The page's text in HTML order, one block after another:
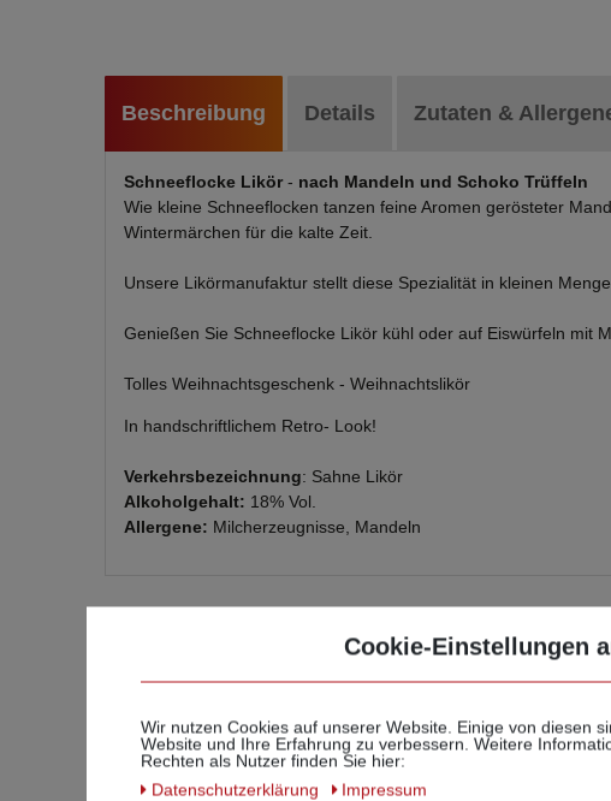
Beschreibung Details Zutaten &
Schneeflocke Likör- nach Mandeln und Schoko Trüffeln
Wie kleine Schneeflocken tanzen feine Aromen gerösteter
Wintermärchen für die kalte Zeit.
Unsere Likörmanufaktur stellt diese Spezialität in kleinen
Genießen Sie Schneeflocke Likör kühl oder auf Eiswürfeln mit
Tolles Weihnachtsgeschenk - Weihnachtslikör
In handschriftlichem Retro- Look!
Verkehrsbezeichnung: Sahne Likör
Alkoholgehalt: 18% Vol.
Allergene: Milcherzeugnisse, Mandeln
Ihre
Cookie-Einstellungen
Wir nutzen Cookies auf unserer Website. Einige von diesen
Website und Ihre Erfahrung zu verbessern. Weitere
Rechten als Nutzer finden Sie hier:
Daten­schutz­erklärung
Impressum